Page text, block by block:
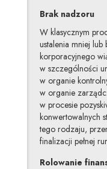
Brak nadzoru
W klasycznym
ustalenia mniej lub
korporacyjnego
w szczególności
w organie
w organie
w procesie
konwertowalnych
tego rodzaju,
finalizacji pełnej
Rolowanie